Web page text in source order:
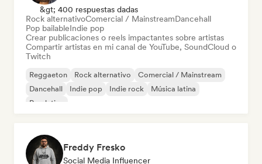
&gt; 400 respuestas dadas
Rock alternativoComercial / MainstreamDancehall
Pop bailableIndie pop
Crear publicaciones o reels impactantes sobre artistas
Compartir artistas en mi canal de YouTube, SoundCloud o
Twitch
Reggaeton Rock alternativo
Comercial / Mainstream
Dancehall
Indie pop Indie rock
Música latina
Pop latino
Freddy Fresko
Social Media Influencer